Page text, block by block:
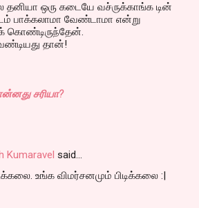
தனியா ஒரு கடையே வச்ருக்காங்க டின்
பாக்கலாமா வேண்டாமா என்று
கொண்டிருந்தேன்.
தான்!
சரியா?
Kumaravel said…
உங்க விமர்சனமும் பிடிக்கலை :|